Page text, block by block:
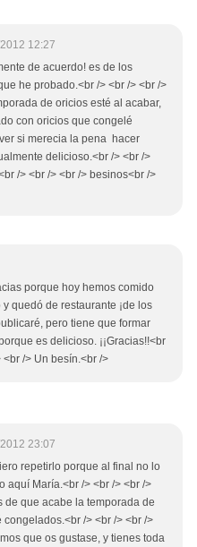
12:27
de acuerdo! es de los
he probado.<br /> <br /> <br />
de oricios esté al acabar,
con oricios que congelé
si merecia la pena hacer
delicioso.<br /> <br />
/> <br /> <br /> besinos<br />
porque hoy hemos comido
quedó de restaurante ¡de los
pero tiene que formar
es delicioso. ¡¡Gracias!!<br
/> Un besín.<br />
23:07
repetirlo porque al final no lo
aquí María.<br /> <br /> <br />
de que acabe la temporada de
/> <br /> <br />
que os gustase, y tienes toda